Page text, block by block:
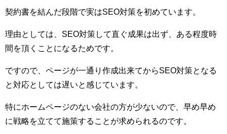
契約書を結んだ段階で実はSEO対策を初めています。
理由としては、SEO対策して直ぐ成果は出ず、ある程度時
間を頂くことになるためです。
ですので、ページが一通り作成出来てからSEO対策となる
と対応としては遅いと感じています。
特にホームページのない会社の方が少ないので、早め早め
に戦略を立てて施策することが求められるのです。